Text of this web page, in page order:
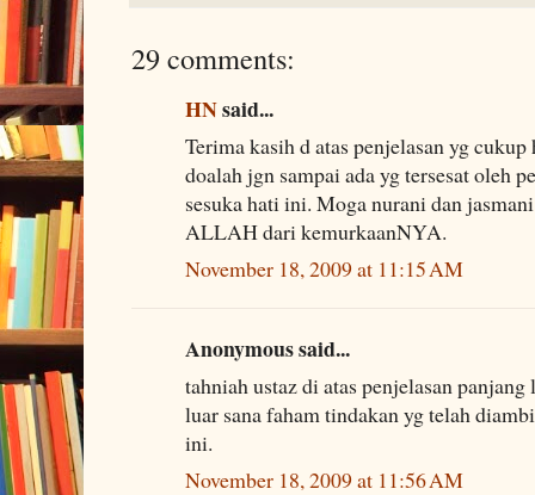
29 comments:
HNsaid...
Terima kasih d atas penjelasan yg
doalah jgn sampai ada yg tersesat oleh
sesuka hati ini. Moga nurani dan
ALLAH dari kemurkaanNYA.
November 18, 2009 at 11:15 AM
Anonymous said...
tahniah ustaz di atas penjelasan
luar sana faham tindakan yg telah
ini.
November 18, 2009 at 11:56 AM